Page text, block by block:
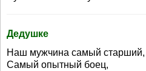
Дедушке
Наш мужчина самый старший,
Самый опытный боец,